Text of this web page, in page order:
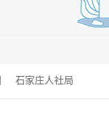
石家庄人社局